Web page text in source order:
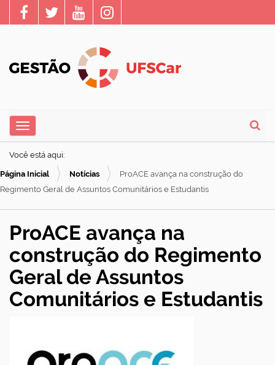
Busca
e
g
Toggle navigation
Você está aqui:
Página Inicial Notícias
ProACE avança na construção do
Regimento Geral de Assuntos Comunitários e Estudantis
ProACE avança na
construção do Regimento
Geral de Assuntos
Comunitários e Estudantis